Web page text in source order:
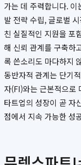
가는 데 주력합니다.
발 전략 수립, 글로벌
친 실질적인 지원을 포
해 신뢰 관계를 구축하
록 쓴소리도 마다하지
동반자적 관계는 단기
자(FI)와는 근본적으로
타트업의 성장이 곧 자
점에서 지속 가능한 성